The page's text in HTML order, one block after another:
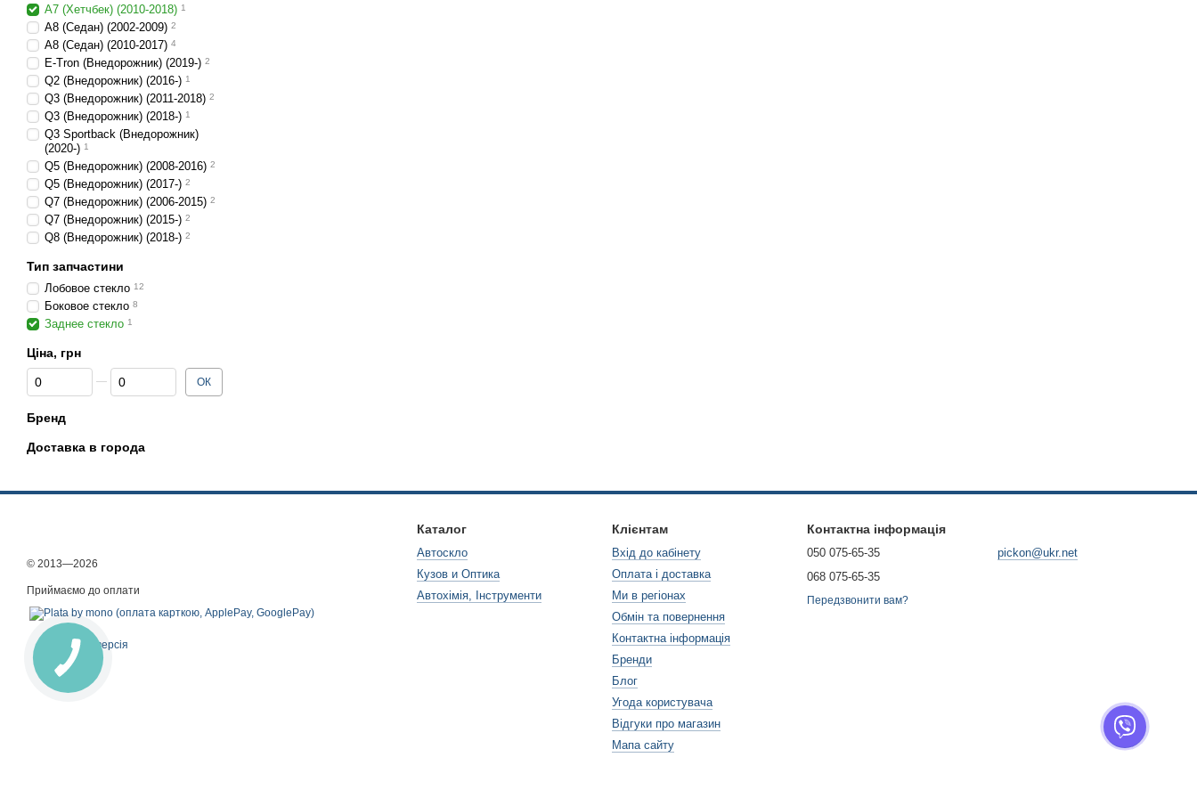
A7 (Хетчбек) (2010-2018) 1
A8 (Седан) (2002-2009) 2
A8 (Седан) (2010-2017) 4
E-Tron (Внедорожник) (2019-) 2
Q2 (Внедорожник) (2016-) 1
Q3 (Внедорожник) (2011-2018) 2
Q3 (Внедорожник) (2018-) 1
Q3 Sportback (Внедорожник)
(2020-) 1
Q5 (Внедорожник) (2008-2016) 2
Q5 (Внедорожник) (2017-) 2
Q7 (Внедорожник) (2006-2015) 2
Q7 (Внедорожник) (2015-) 2
Q8 (Внедорожник) (2018-) 2
Тип запчастини
Лобовое стекло 12
Боковое стекло 8
Заднее стекло 1
Ціна, грн
Від Ціна, грн
До Ціна, грн ОК
Бренд
Доставка в города
© 2013—2026
Приймаємо до оплати
Мобільна версія
Каталог
Автоскло
Кузов и Оптика
Автохімія, Інструменти
Клієнтам
Вхід до кабінету
Оплата і доставка
Ми в регіонах
Обмін та повернення
Контактна інформація
Бренди
Блог
Угода користувача
Відгуки про магазин
Мапа сайту
Контактна інформація
050 075-65-35
068 075-65-35
Передзвонити вам?
pickon@ukr.net